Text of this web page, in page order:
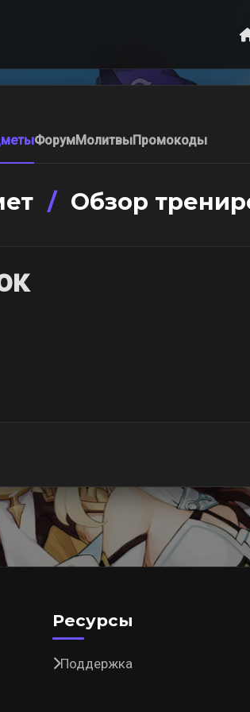
ФорумМолитвыПромокоды
/ Обзор
Ресурсы
Поддержка